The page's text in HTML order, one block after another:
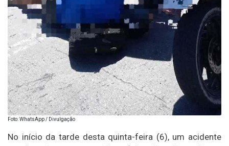
Foto: WhatsApp / Divulgação
No início da tarde desta quinta-feira (6), um acidente